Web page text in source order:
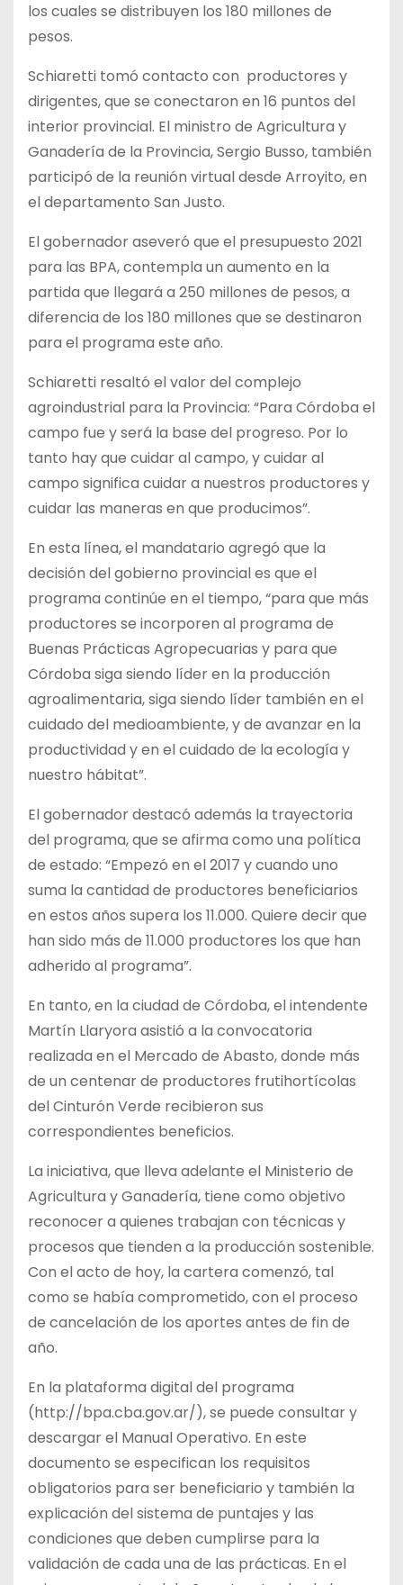
los cuales se distribuyen los 180 millones de
pesos.
Schiaretti tomó contacto con productores y
dirigentes, que se conectaron en 16 puntos del
interior provincial. El ministro de Agricultura y
Ganadería de la Provincia, Sergio Busso, también
participó de la reunión virtual desde Arroyito, en
el departamento San Justo.
El gobernador aseveró que el presupuesto 2021
para las BPA, contempla un aumento en la
partida que llegará a 250 millones de pesos, a
diferencia de los 180 millones que se destinaron
para el programa este año.
Schiaretti resaltó el valor del complejo
agroindustrial para la Provincia: “Para Córdoba el
campo fue y será la base del progreso. Por lo
tanto hay que cuidar al campo, y cuidar al
campo significa cuidar a nuestros productores y
cuidar las maneras en que producimos”.
En esta línea, el mandatario agregó que la
decisión del gobierno provincial es que el
programa continúe en el tiempo, “para que más
productores se incorporen al programa de
Buenas Prácticas Agropecuarias y para que
Córdoba siga siendo líder en la producción
agroalimentaria, siga siendo líder también en el
cuidado del medioambiente, y de avanzar en la
productividad y en el cuidado de la ecología y
nuestro hábitat”.
El gobernador destacó además la trayectoria
del programa, que se afirma como una política
de estado: “Empezó en el 2017 y cuando uno
suma la cantidad de productores beneficiarios
en estos años supera los 11.000. Quiere decir que
han sido más de 11.000 productores los que han
adherido al programa”.
En tanto, en la ciudad de Córdoba, el intendente
Martín Llaryora asistió a la convocatoria
realizada en el Mercado de Abasto, donde más
de un centenar de productores frutihortícolas
del Cinturón Verde recibieron sus
correspondientes beneficios.
La iniciativa, que lleva adelante el Ministerio de
Agricultura y Ganadería, tiene como objetivo
reconocer a quienes trabajan con técnicas y
procesos que tienden a la producción sostenible.
Con el acto de hoy, la cartera comenzó, tal
como se había comprometido, con el proceso
de cancelación de los aportes antes de fin de
año.
En la plataforma digital del programa
(http://bpa.cba.gov.ar/), se puede consultar y
descargar el Manual Operativo. En este
documento se especifican los requisitos
obligatorios para ser beneficiario y también la
explicación del sistema de puntajes y las
condiciones que deben cumplirse para la
validación de cada una de las prácticas. En el